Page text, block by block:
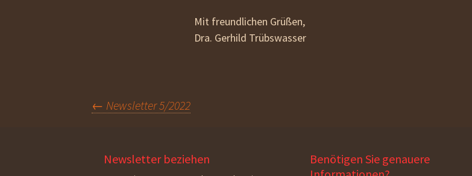
Mit freundlichen Grüßen,
Dra. Gerhild Trübswasser
Beitragsnavigation
← Newsletter 5/2022
Newsletter beziehen
Benötigen Sie genauere